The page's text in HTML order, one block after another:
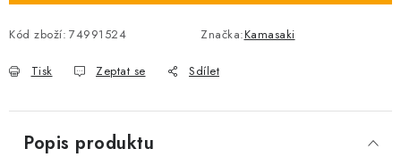
Kód zboží: 74991524 Značka:Kamasaki
Tisk Zeptat se Sdílet
Popis produktu